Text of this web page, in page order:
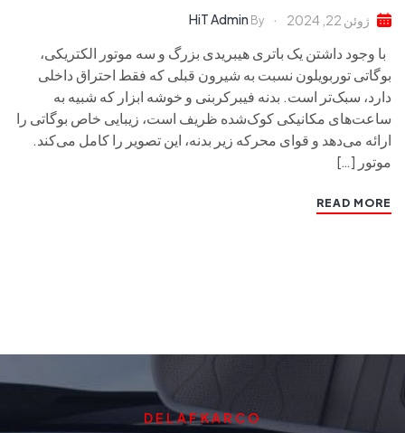
ژوئن 22, 2024 By
HiT Admin
با وجود داشتن یک باتری هیبریدی بزرگ و سه موتور الکتریکی،
بوگاتی توربویلون نسبت به شیرون قبلی که فقط احتراق داخلی
دارد، سبک‌تر است. بدنه فیبرکربنی و خوشه ابزار که شبیه به
ساعت‌های مکانیکی کوک‌شده ظریف است، زیبایی خاص بوگاتی را
ارائه می‌دهد و قوای محرکه زیر بدنه، این تصویر را کامل می‌کند.
موتور […]
READ MORE
DELAFKARCO